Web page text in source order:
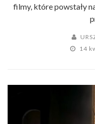
filmy, które powstały
14